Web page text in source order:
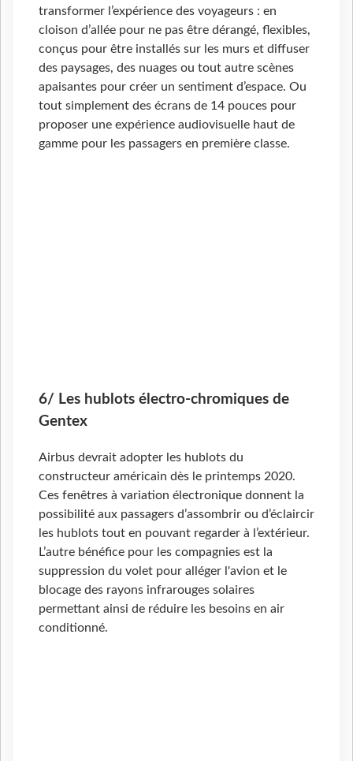
transformer l’expérience des voyageurs : en
cloison d’allée pour ne pas être dérangé, flexibles,
conçus pour être installés sur les murs et diffuser
des paysages, des nuages ou tout autre scènes
apaisantes pour créer un sentiment d’espace. Ou
tout simplement des écrans de 14 pouces pour
proposer une expérience audiovisuelle haut de
gamme pour les passagers en première classe.
6/ Les hublots électro-chromiques de
Gentex
Airbus devrait adopter les hublots du
constructeur américain dès le printemps 2020.
Ces fenêtres à variation électronique donnent la
possibilité aux passagers d’assombrir ou d’éclaircir
les hublots tout en pouvant regarder à l’extérieur.
L’autre bénéfice pour les compagnies est la
suppression du volet pour alléger l'avion et le
blocage des rayons infrarouges solaires
permettant ainsi de réduire les besoins en air
conditionné.